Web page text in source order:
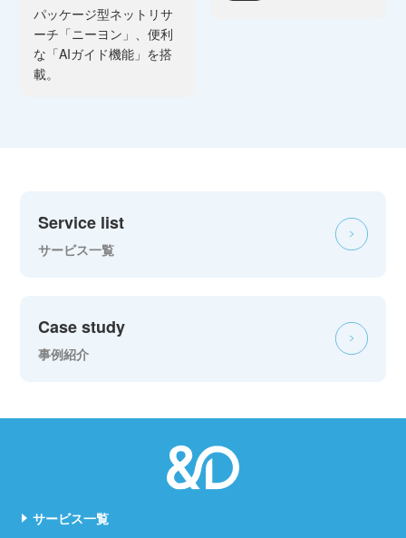
パッケージ型ネットリサ
ーチ「ニーヨン」、便利
な「AIガイド機能」を搭
載。
Service list
サービス一覧
Case study
事例紹介
サービス一覧